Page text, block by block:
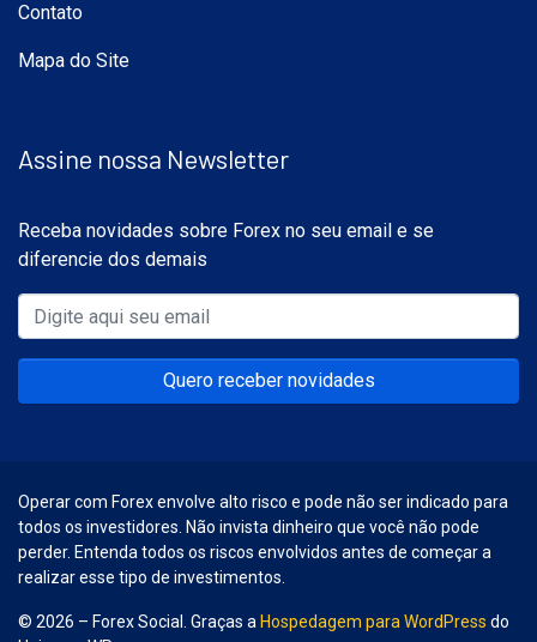
Contato
Mapa do Site
Assine nossa Newsletter
Receba novidades sobre Forex no seu email e se
diferencie dos demais
Quero receber novidades
Operar com Forex envolve alto risco e pode não ser indicado para
todos os investidores. Não invista dinheiro que você não pode
perder. Entenda todos os riscos envolvidos antes de começar a
realizar esse tipo de investimentos.
© 2026 – Forex Social. Graças a Hospedagem para WordPress do